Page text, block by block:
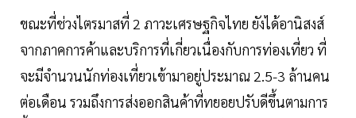
ขณะที่ช่วงไตรมาสที่ 2 ภาวะเศรษฐกิจไทย ยังได้อานิสงส์
จากภาคการค้าและบริการที่เกี่ยวเนื่องกับการท่องเที่ยว ที่
จะมีจำนวนนักท่องเที่ยวเข้ามาอยู่ประมาณ 2.5-3 ล้านคน
ต่อเดือน รวมถึงการส่งออกสินค้าที่ทยอยปรับดีขึ้นตามการ